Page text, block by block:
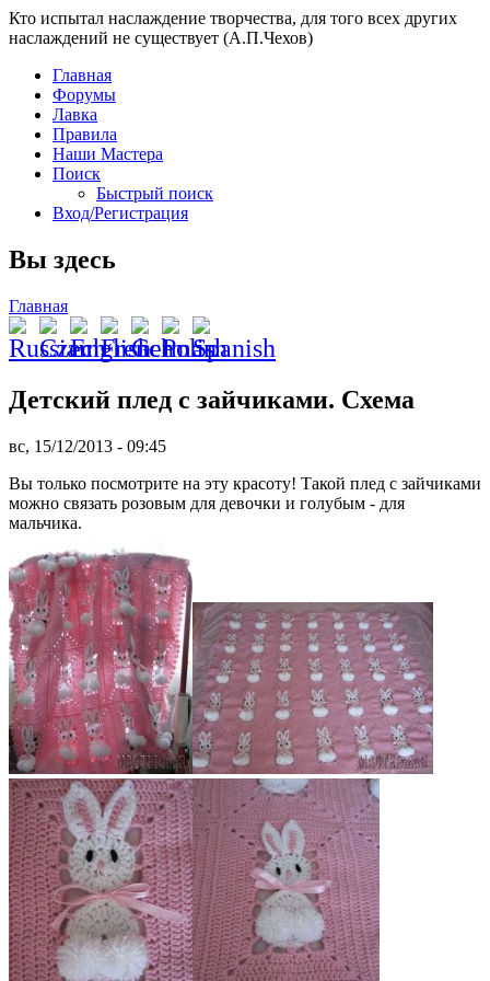
Кто испытал наслаждение творчества, для того всех других
наслаждений не существует (А.П.Чехов)
Главная
Форумы
Лавка
Правила
Наши Мастера
Поиск
Быстрый поиск
Вход/Регистрация
Вы здесь
Главная
Детский плед с зайчиками. Схема
вс, 15/12/2013 - 09:45
Вы только посмотрите на эту красоту! Такой плед с зайчиками
можно связать розовым для девочки и голубым - для
мальчика.